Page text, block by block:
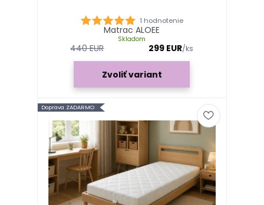
1 hodnotenie
Matrac ALOEE
440 EUR
299 EUR/ks
Skladom
Zvoliť variant
Doprava ZADARMO